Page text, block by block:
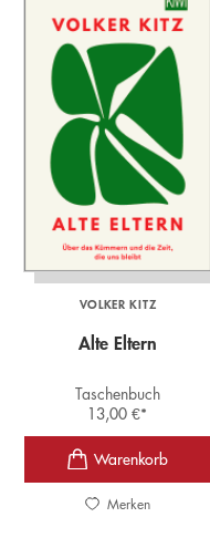
VOLKER KITZ
Alte Eltern
Taschenbuch
13,00€*
Merken